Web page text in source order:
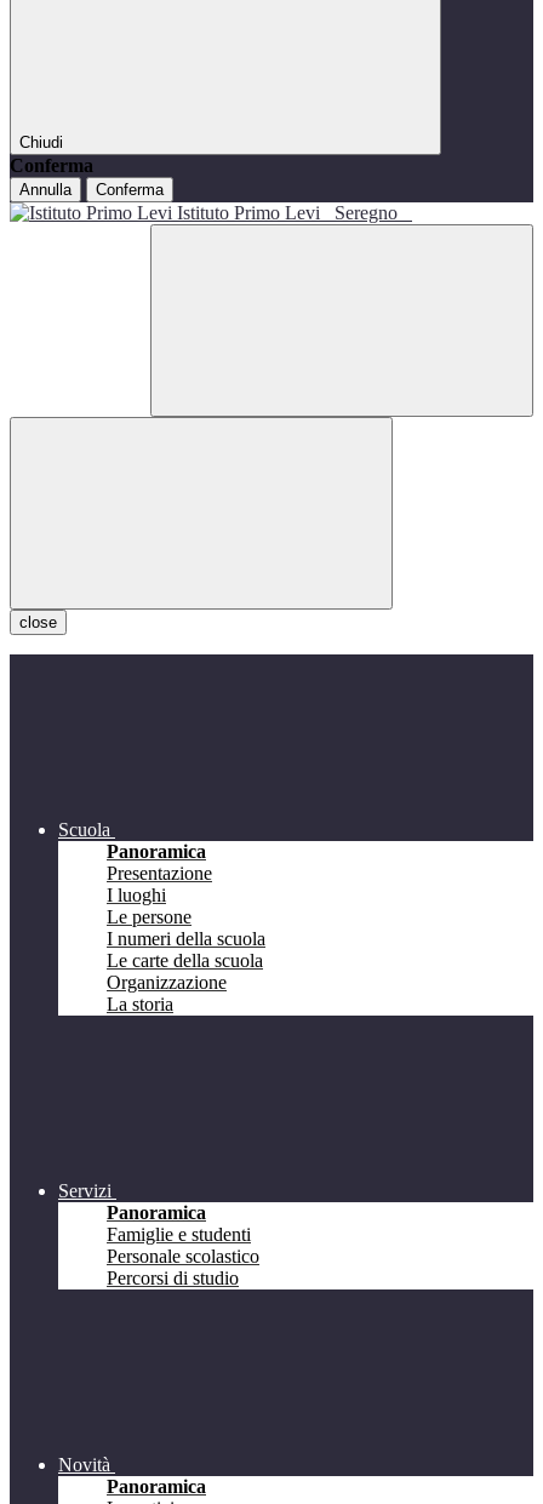
Chiudi
Conferma
Annulla Conferma
Istituto Primo Levi Seregno
close
Scuola
Panoramica
Presentazione
I luoghi
Le persone
I numeri della scuola
Le carte della scuola
Organizzazione
La storia
Servizi
Panoramica
Famiglie e studenti
Personale scolastico
Percorsi di studio
Novità
Panoramica